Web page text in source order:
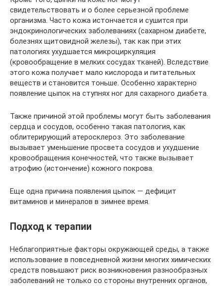
свидетельствовать и о более серьезной проблеме
организма. Часто кожа истончается и сушится при
эндокринологических заболеваниях (сахарном диабете,
болезнях щитовидной железы), так как при этих
патологиях ухудшается микроциркуляция
(кровообращение в мелких сосудах тканей). Вследствие
этого кожа получает мало кислорода и питательных
веществ и становится тоньше. Особенно характерно
появление цыпок на ступнях ног для сахарного диабета.
Также причиной этой проблемы могут быть заболевания
сердца и сосудов, особенно такая патология, как
облитерирующий атеросклероз. Это заболевание
вызывает уменьшение просвета сосудов и ухудшение
кровообращения конечностей, что также вызывает
атрофию (истончение) кожного покрова.
Еще одна причина появления цыпок — дефицит
витаминов и минералов в зимнее время.
Подход к терапии
Неблагоприятные факторы окружающей среды, а также
использование в повседневной жизни многих химических
средств повышают риск возникновения разнообразных
заболеваний не только со стороны внутренних органов,